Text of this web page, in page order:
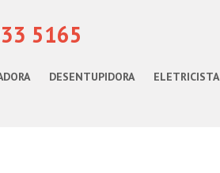
5165
DESENTUPIDORA ELETRICISTA